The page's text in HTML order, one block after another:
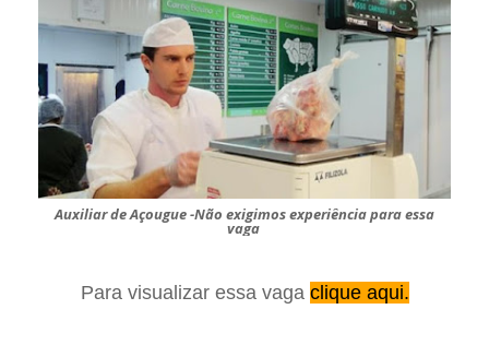
Auxiliar de Açougue -Não exigimos experiência para essa
vaga
Para visualizar essa vaga clique aqui.